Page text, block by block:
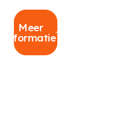
Meer
informatie